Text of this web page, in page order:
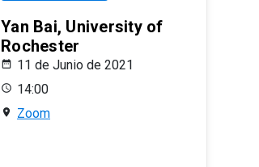
Yan Bai, University of
Rochester
11 de Junio de 2021
14:00
Zoom